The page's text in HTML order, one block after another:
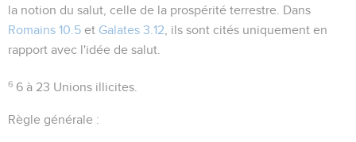
la notion du salut, celle de la prospérité terrestre. Dans
Romains 10.5 et Galates 3.12 , ils sont cités uniquement en
rapport avec l'idée de salut.
6 6 à 23 Unions illicites.
Règle générale :